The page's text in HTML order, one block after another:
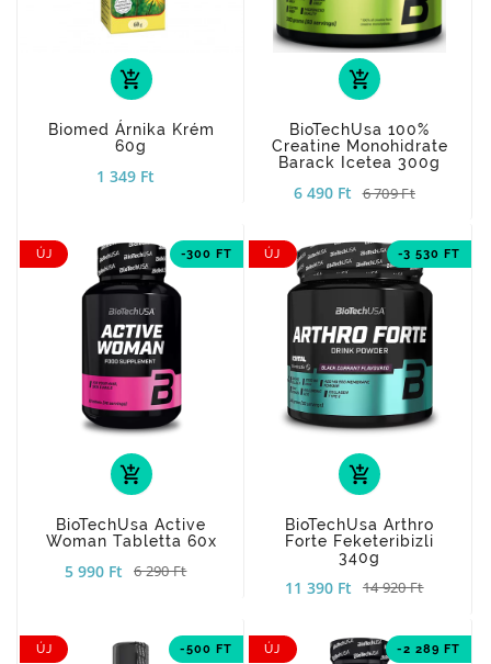
add_shopping_cart
Biomed Árnika Krém
60g
1 349 Ft
add_shopping_cart
BioTechUsa 100%
Creatine Monohidrate
Barack Icetea 300g
6 490 Ft 6 709 Ft
ÚJ -300 FT
add_shopping_cart
BioTechUsa Active
Woman Tabletta 60x
5 990 Ft 6 290 Ft
ÚJ -3 530 FT
add_shopping_cart
BioTechUsa Arthro
Forte Feketeribizli
340g
11 390 Ft 14 920 Ft
ÚJ -500 FT ÚJ -2 289 FT